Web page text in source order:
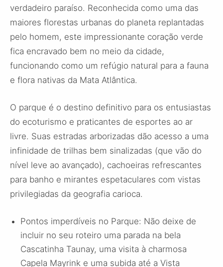
verdadeiro paraíso. Reconhecida como uma das
maiores florestas urbanas do planeta replantadas
pelo homem, este impressionante coração verde
fica encravado bem no meio da cidade,
funcionando como um refúgio natural para a fauna
e flora nativas da Mata Atlântica.
O parque é o destino definitivo para os entusiastas
do ecoturismo e praticantes de esportes ao ar
livre. Suas estradas arborizadas dão acesso a uma
infinidade de trilhas bem sinalizadas (que vão do
nível leve ao avançado), cachoeiras refrescantes
para banho e mirantes espetaculares com vistas
privilegiadas da geografia carioca.
Pontos imperdíveis no Parque: Não deixe de
incluir no seu roteiro uma parada na bela
Cascatinha Taunay, uma visita à charmosa
Capela Mayrink e uma subida até a Vista